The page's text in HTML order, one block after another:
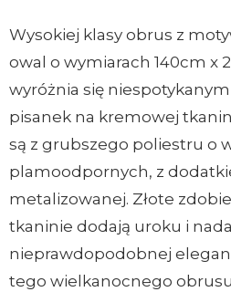
Wysokiej klasy obrus z
owal o wymiarach 140cm x
wyróżnia się
pisanek na kremowej
są z grubszego poliestru o
plamoodpornych, z
metalizowanej. Złote
tkaninie dodają uroku i
nieprawdopodobnej
tego wielkanocnego